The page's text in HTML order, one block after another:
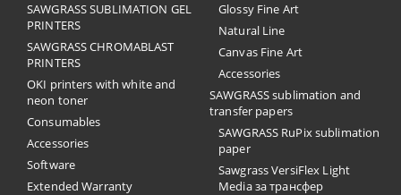
SAWGRASS SUBLIMATION GEL
PRINTERS
SAWGRASS CHROMABLAST
PRINTERS
OKI printers with white and
neon toner
Consumables
Accessories
Software
Extended Warranty
Glossy Fine Art
Natural Line
Canvas Fine Art
Accessories
SAWGRASS sublimation and
transfer papers
SAWGRASS RuPix sublimation
paper
Sawgrass VersiFlex Light
Media за трансфер